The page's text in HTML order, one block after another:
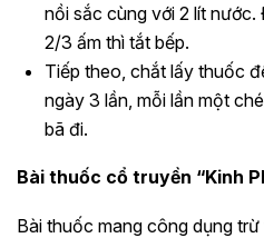
nồi sắc cùng với 2 lít
2/3 ấm thì tắt bếp.
Tiếp theo, chắt lấy thuốc
ngày 3 lần, mỗi lần một
bã đi.
Bài thuốc cổ truyền “Kinh
Bài thuốc mang công dụng